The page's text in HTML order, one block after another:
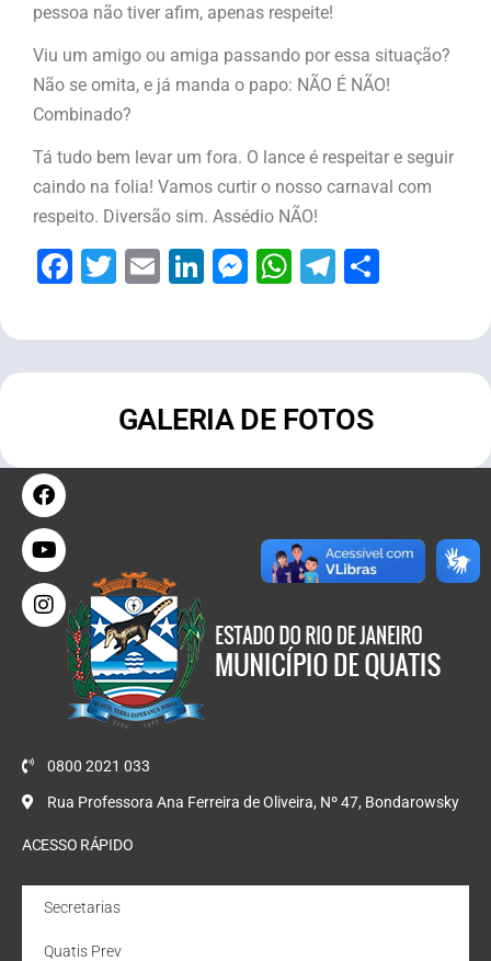
pessoa não tiver afim, apenas respeite!
Viu um amigo ou amiga passando por essa situação?
Não se omita, e já manda o papo: NÃO É NÃO!
Combinado?
Tá tudo bem levar um fora. O lance é respeitar e seguir
caindo na folia! Vamos curtir o nosso carnaval com
respeito. Diversão sim. Assédio NÃO!
Facebook
Twitter
EmailLinkedIn
Messenger
WhatsApp
Telegram
GALERIA DE FOTOS
0800 2021 033
Rua Professora Ana Ferreira de Oliveira, Nº 47, Bondarowsky
ACESSO RÁPIDO
Secretarias
Quatis Prev